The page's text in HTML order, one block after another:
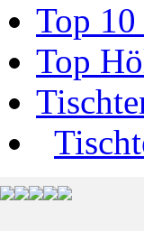
Top 10
Top